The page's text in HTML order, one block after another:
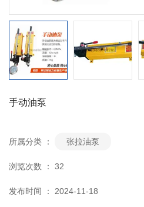
手动油泵
所属分类 ： 张拉油泵
浏览次数 ： 32
发布时间 ： 2024-11-18